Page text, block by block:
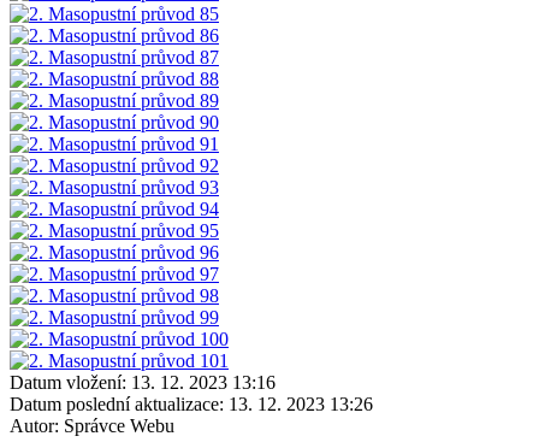
Datum vložení: 13. 12. 2023 13:16
Datum poslední aktualizace: 13. 12. 2023 13:26
Autor: Správce Webu